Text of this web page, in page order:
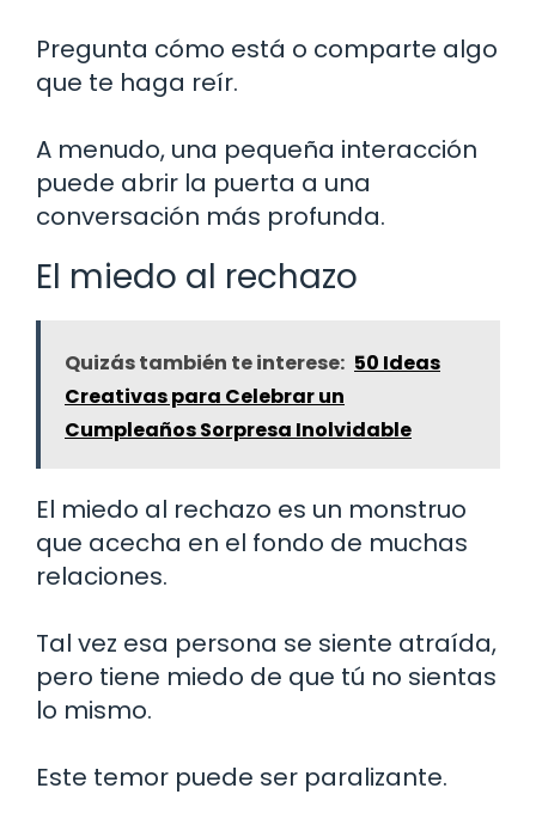
Pregunta cómo está o comparte algo
que te haga reír.
A menudo, una pequeña interacción
puede abrir la puerta a una
conversación más profunda.
El miedo al rechazo
Quizás también te interese: 50 Ideas
Creativas para Celebrar un
Cumpleaños Sorpresa Inolvidable
El miedo al rechazo es un monstruo
que acecha en el fondo de muchas
relaciones.
Tal vez esa persona se siente atraída,
pero tiene miedo de que tú no sientas
lo mismo.
Este temor puede ser paralizante.